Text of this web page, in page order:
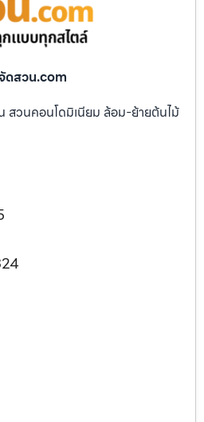
ดสวน.com
สวนคอนโดมิเนียม ล้อม-ย้ายต้นไม้